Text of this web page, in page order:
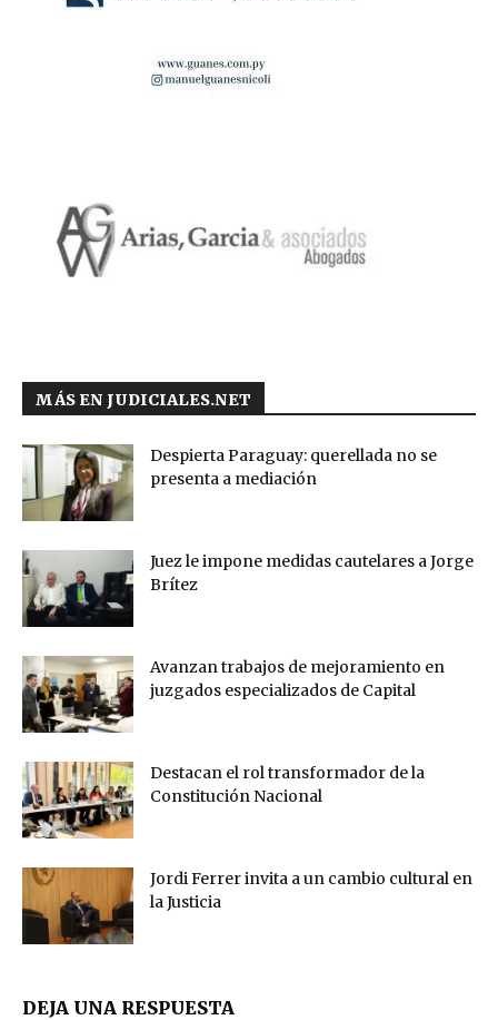
MÁS EN JUDICIALES.NET
Despierta Paraguay: querellada no se
presenta a mediación
Juez le impone medidas cautelares a Jorge
Brítez
Avanzan trabajos de mejoramiento en
juzgados especializados de Capital
Destacan el rol transformador de la
Constitución Nacional
Jordi Ferrer invita a un cambio cultural en
la Justicia
DEJA UNA RESPUESTA